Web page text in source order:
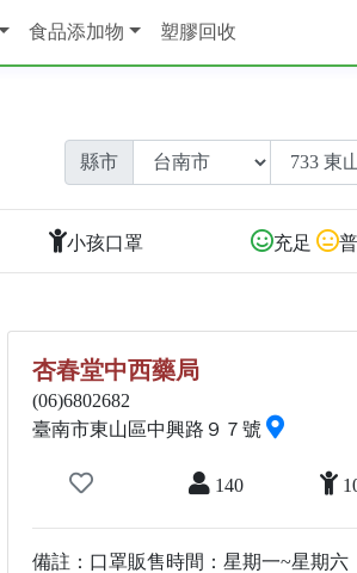
食品添加物 塑膠回收
縣市
小孩口罩 充足
杏春堂中西藥局
(06)6802682
臺南市東山區中興路９７號
140
備註：口罩販售時間：星期一~星期六